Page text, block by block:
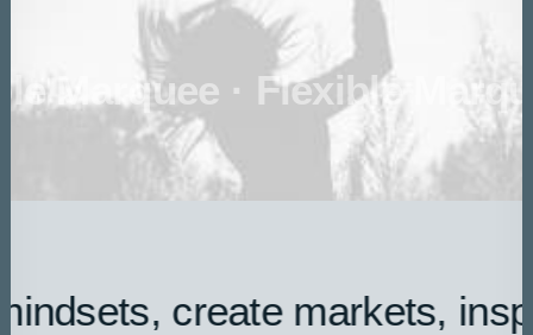
Marquee · Flexible
create markets,